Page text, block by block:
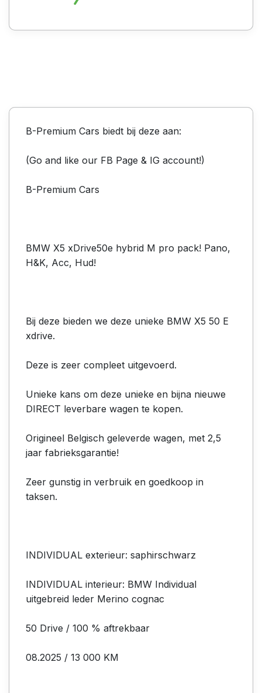
B-Premium Cars biedt bij deze aan:
(Go and like our FB Page & IG account!)
B-Premium Cars
BMW X5 xDrive50e hybrid M pro pack! Pano,
H&K, Acc, Hud!
Bij deze bieden we deze unieke BMW X5 50 E
xdrive.
Deze is zeer compleet uitgevoerd.
Unieke kans om deze unieke en bijna nieuwe
DIRECT leverbare wagen te kopen.
Origineel Belgisch geleverde wagen, met 2,5
jaar fabrieksgarantie!
Zeer gunstig in verbruik en goedkoop in
taksen.
INDIVIDUAL exterieur: saphirschwarz
INDIVIDUAL interieur: BMW Individual
uitgebreid leder Merino cognac
50 Drive / 100 % aftrekbaar
08.2025 / 13 000 KM